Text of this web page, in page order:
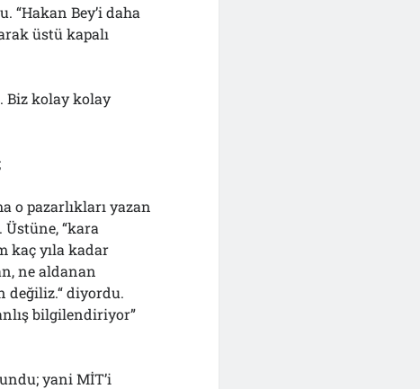
“Hakan Bey’i daha
üstü kapalı
Biz kolay kolay
o pazarlıkları yazan
“kara
kaç yıla kadar
ne aldanan
değiliz.“ diyordu.
bilgilendiriyor”
yani MİT’i